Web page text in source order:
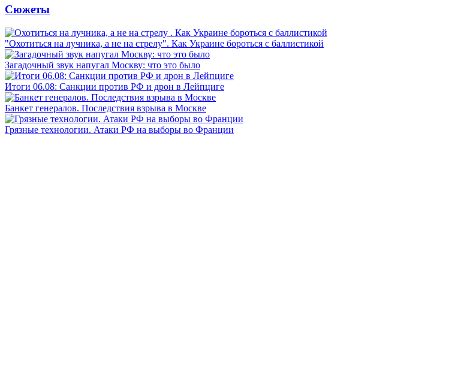
Сюжеты
"Охотиться на лучника, а не на стрелу". Как Украине бороться с баллистикой
Загадочный звук напугал Москву: что это было
Итоги 06.08: Санкции против РФ и дрон в Лейпциге
Банкет генералов. Последствия взрыва в Москве
Грязные технологии. Атаки РФ на выборы во Франции